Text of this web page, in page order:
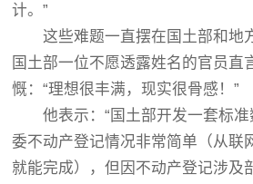
计。”
这些难题一直摆在国土部和地
国土部一位不愿透露姓名的官员直
慨：“理想很丰满，现实很骨感！”
他表示：“国土部开发一套标
委不动产登记情况非常简单（从联
就能完成），但因不动产登记涉及